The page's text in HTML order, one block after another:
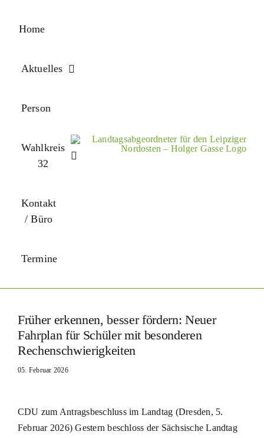
InhaltHome
Aktuelles
Person
Wahlkreis
32
Kontakt
/ Büro
Termine
Früher erkennen, besser fördern: Neuer
Fahrplan für Schüler mit besonderen
Rechenschwierigkeiten
05. Februar 2026
CDU zum Antragsbeschluss im Landtag (Dresden, 5.
Februar 2026) Gestern beschloss der Sächsische Landtag